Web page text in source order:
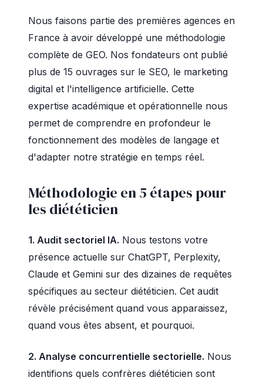
Nous faisons partie des premières agences en
France à avoir développé une méthodologie
complète de GEO. Nos fondateurs ont publié
plus de 15 ouvrages sur le SEO, le marketing
digital et l'intelligence artificielle. Cette
expertise académique et opérationnelle nous
permet de comprendre en profondeur le
fonctionnement des modèles de langage et
d'adapter notre stratégie en temps réel.
Méthodologie en 5 étapes pour
les diététicien
1. Audit sectoriel IA. Nous testons votre
présence actuelle sur ChatGPT, Perplexity,
Claude et Gemini sur des dizaines de requêtes
spécifiques au secteur diététicien. Cet audit
révèle précisément quand vous apparaissez,
quand vous êtes absent, et pourquoi.
2. Analyse concurrentielle sectorielle. Nous
identifions quels confrères diététicien sont